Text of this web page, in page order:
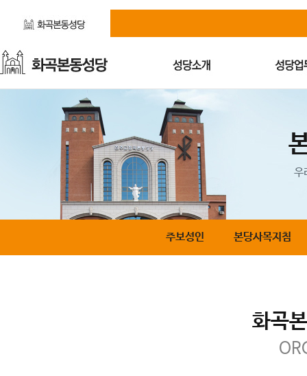
우
주보성인 본당사목지침
화곡